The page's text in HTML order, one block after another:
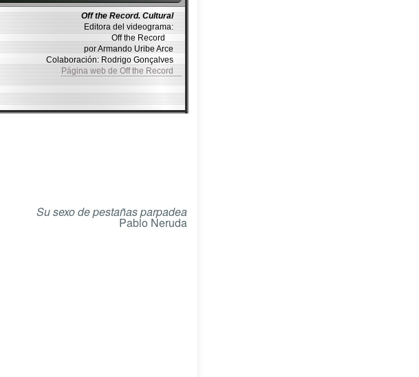
Off the Record. Cultural
Editora del videograma:
Off the Record
por Armando Uribe Arce
Colaboración: Rodrigo Gonçalves
Página web de Off the Record
Su sexo de pestañas parpadea
Pablo Neruda